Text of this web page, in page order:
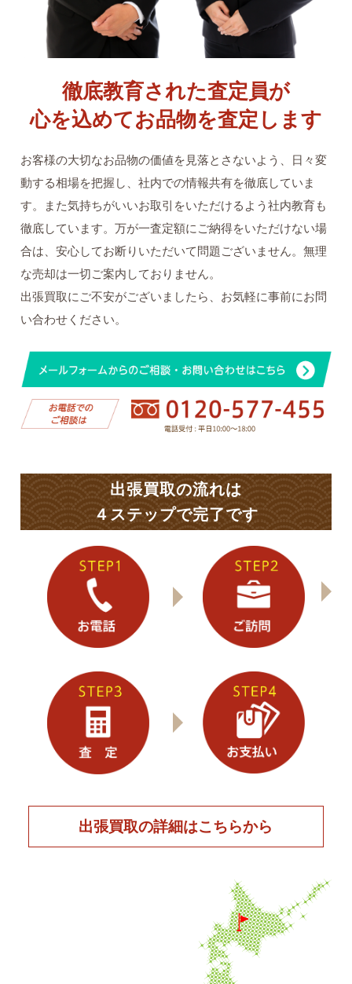
徹底教育された査定員が
心を込めてお品物を査定します
お客様の大切なお品物の価値を見落とさないよう、日々変
動する相場を把握し、社内での情報共有を徹底していま
す。また気持ちがいいお取引をいただけるよう社内教育も
徹底しています。万が一査定額にご納得をいただけない場
合は、安心してお断りいただいて問題ございません。無理
な売却は一切ご案内しておりません。
出張買取にご不安がございましたら、お気軽に事前にお問
い合わせください。
出張買取の流れは
４ステップで完了です
出張買取の詳細はこちらから